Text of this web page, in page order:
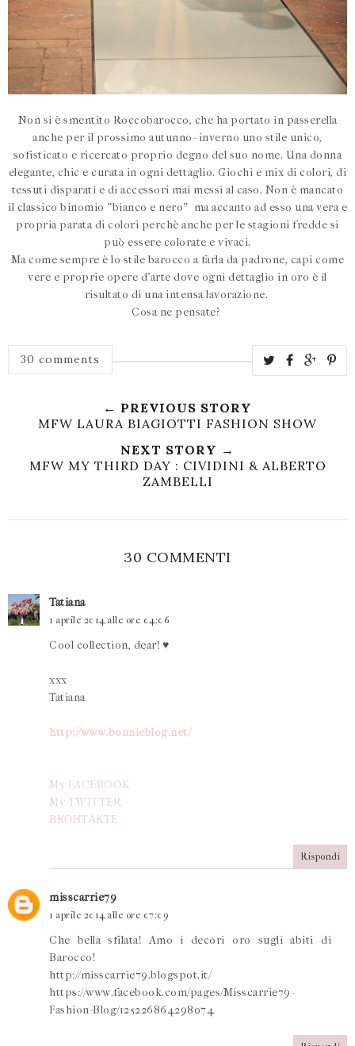
Non si è smentito Roccobarocco, che ha portato in passerella
anche per il prossimo autunno- inverno uno stile unico,
sofisticato e ricercato proprio degno del suo nome. Una donna
elegante, chic e curata in ogni dettaglio. Giochi e mix di colori, di
tessuti disparati e di accessori mai messi al caso. Non è mancato
il classico binomio "bianco e nero" ma accanto ad esso una vera e
propria parata di colori perchè anche per le stagioni fredde si
può essere colorate e vivaci.
Ma come sempre è lo stile barocco a farla da padrone, capi come
vere e proprie opere d'arte dove ogni dettaglio in oro è il
risultato di una intensa lavorazione.
Cosa ne pensate?
30 comments
← PREVIOUS STORY
MFW LAURA BIAGIOTTI FASHION SHOW
NEXT STORY →
MFW MY THIRD DAY : CIVIDINI & ALBERTO
ZAMBELLI
30 COMMENTI
Tatiana
1 aprile 2014 alle ore 04:06
Cool collection, dear! ♥
xxx
Tatiana
http://www.bonnieblog.net/
My FACEBOOK
My TWITTER
ВКОНТАКТЕ
Rispondi
misscarrie79
1 aprile 2014 alle ore 07:09
Che bella sfilata! Amo i decori oro sugli abiti di
Barocco!
http://misscarrie79.blogspot.it/
https://www.facebook.com/pages/Misscarrie79-
Fashion-Blog/125226864298074